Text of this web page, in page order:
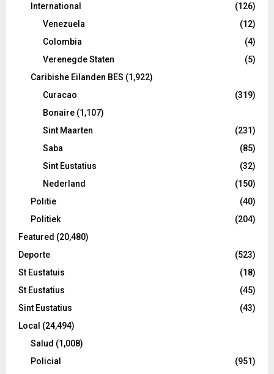
International
(126)
Venezuela
(12)
Colombia
(4)
Verenegde Staten
(5)
Caribishe Eilanden BES (1,922)
Curacao
(319)
Bonaire (1,107)
Sint Maarten
(231)
Saba
(85)
Sint Eustatius
(32)
Nederland
(150)
Politie
(40)
Politiek
(204)
Featured (20,480)
Deporte
(523)
St Eustatuis
(18)
St Eustatius
(45)
Sint Eustatius
(43)
Local (24,494)
Salud (1,008)
Policial
(951)